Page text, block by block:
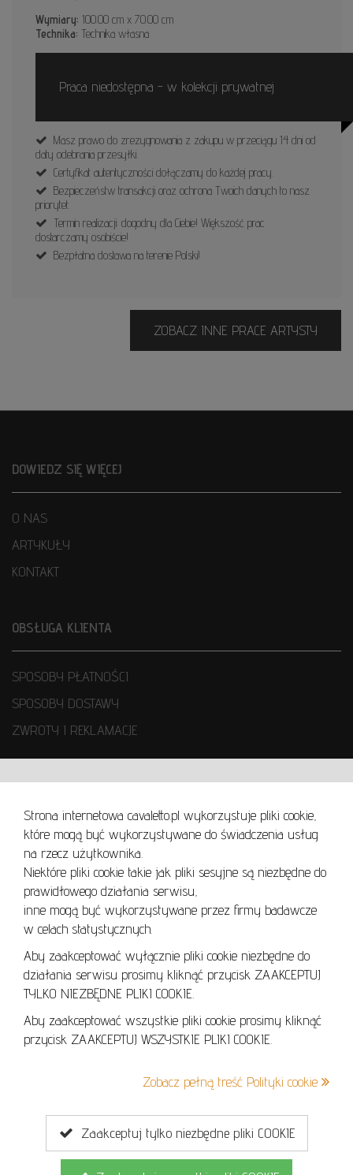
Strona internetowa cavaletto.pl wykorzystuje pliki cookie,
które mogą być wykorzystywane do świadczenia usług
na rzecz użytkownika.
Niektóre pliki cookie takie jak pliki sesyjne są niezbędne do
prawidłowego działania serwisu,
inne mogą być wykorzystywane przez firmy badawcze
w celach statystycznych.
Aby zaakceptować wyłącznie pliki cookie niezbędne do
działania serwisu prosimy kliknąć przycisk ZAAKCEPTUJ
TYLKO NIEZBĘDNE PLIKI COOKIE.
Aby zaakceptować wszystkie pliki cookie prosimy kliknąć
przycisk ZAAKCEPTUJ WSZYSTKIE PLIKI COOKIE.
Zobacz pełną treść Polityki cookie
Zaakceptuj tylko niezbędne pliki COOKIE
Wymiary: 100.00 cm x 70.00 cm
Technika: Technika własna
Praca niedostępna - w kolekcji prywatnej
Masz prawo do zrezygnowania z zakupu w przeciągu 14 dni od
daty odebrania przesyłki.
Certyfikat autentyczności dołączamy do każdej pracy.
Bezpieczeństw transakcji oraz ochrona Twoich danych to nasz
priorytet.
Termin realizacji: dogodny dla Ciebie! Większość prac
dostarczamy osobiście!
Bezpłatna dostawa na terenie Polski!
ZOBACZ INNE PRACE ARTYSTY
DOWIEDZ SIĘ WIĘCEJ
O NAS
ARTYKUŁY
KONTAKT
OBSŁUGA KLIENTA
SPOSOBY PŁATNOŚCI
SPOSOBY DOSTAWY
ZWROTY I REKLAMACJE
REGULAMIN
REGULAMIN AUKCJI
POLITYKA PRYWATNOŚCI
POLITYKA COOKIES
+48 605 240 157